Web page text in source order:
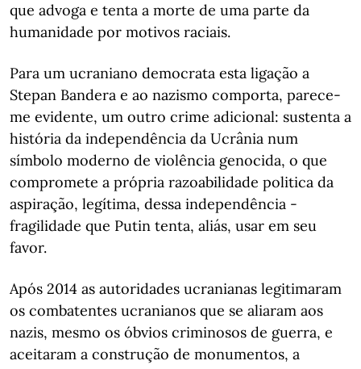
que advoga e tenta a morte de uma parte da
humanidade por motivos raciais.
Para um ucraniano democrata esta ligação a
Stepan Bandera e ao nazismo comporta, parece-
me evidente, um outro crime adicional: sustenta a
história da independência da Ucrânia num
símbolo moderno de violência genocida, o que
compromete a própria razoabilidade politica da
aspiração, legítima, dessa independência -
fragilidade que Putin tenta, aliás, usar em seu
favor.
Após 2014 as autoridades ucranianas legitimaram
os combatentes ucranianos que se aliaram aos
nazis, mesmo os óbvios criminosos de guerra, e
aceitaram a construção de monumentos, a